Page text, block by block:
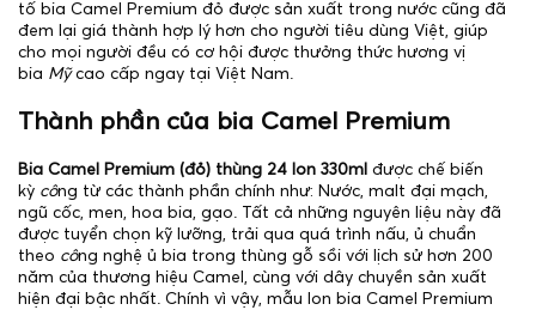
tố bia Camel Premium đỏ được sản xuất trong nước cũng đã
đem lại giá thành hợp lý hơn cho người tiêu dùng Việt, giúp
cho mọi người đều có cơ hội được thưởng thức hương vị
bia Mỹcao cấp ngay tại Việt Nam.
Thành phần của bia Camel Premium
Bia Camel Premium (đỏ) thùng 24 lon 330ml được chế biến
kỳ công từ các thành phần chính như: Nước, malt đại mạch,
ngũ cốc, men, hoa bia, gạo. Tất cả những nguyên liệu này đã
được tuyển chọn kỹ lưỡng, trải qua quá trình nấu, ủ chuẩn
theo công nghệ ủ bia trong thùng gỗ sồi với lịch sử hơn 200
năm của thương hiệu Camel, cùng với dây chuyền sản xuất
hiện đại bậc nhất. Chính vì vậy, mẫu lon bia Camel Premium